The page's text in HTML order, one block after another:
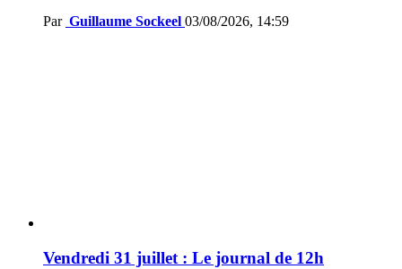
Par Guillaume Sockeel 03/08/2026, 14:59
Vendredi 31 juillet : Le journal de 12h